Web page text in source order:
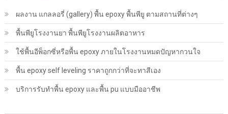
ผลงาน แกลลอรี่ (gallery) พื้น epoxy พื้นพียู ตามสถานที่ต่างๆ
พื้นพียู​โรงงานยา พื้นพียู​โรงงานผลิตอาหาร
ใช้พื้นอีพ็อกซี่หรือพื้น epoxy ภายในโรงงานหมดปัญหากวนใจ
พื้น epoxy self leveling ราคาถูกกว่าที่จะทาสีเอง
บริการรับทำพื้น epoxy และพื้น pu แบบมืออาชีพ